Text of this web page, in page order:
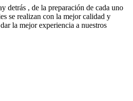
detrás , de la preparación de cada uno
se realizan con la mejor calidad y
la mejor experiencia a nuestros